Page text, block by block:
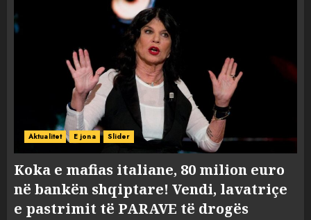
Aktualitet E jona Slider
Koka e mafias italiane, 80 milion euro
në bankën shqiptare! Vendi, lavatriçe
e pastrimit të PARAVE të drogës